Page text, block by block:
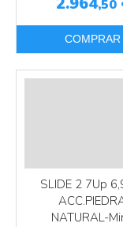
,50
COMPRAR
SLIDE 2 7Up
NATURAL-
Más info